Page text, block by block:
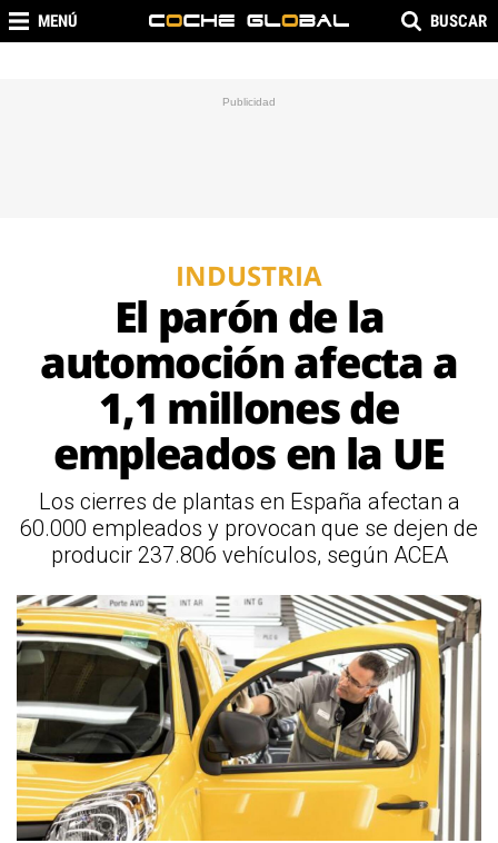
MENÚ BUSCAR
INDUSTRIA
El parón de la
automoción afecta a
1,1 millones de
empleados en la UE
Los cierres de plantas en España afectan a
60.000 empleados y provocan que se dejen de
producir 237.806 vehículos, según ACEA